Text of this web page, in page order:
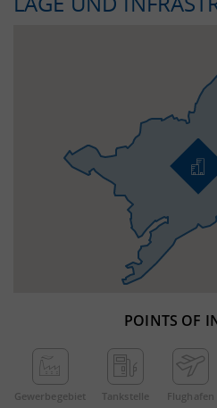
POINTS OF
Gewerbe­gebiet Tankstelle Flughafen